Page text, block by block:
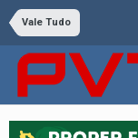
Vale Tudo